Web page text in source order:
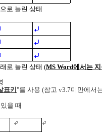
로 늘린 상태
로 늘린 상태 (MS Word에서는
표키 "를 사용 (참고 v3.7미만에서
을 때